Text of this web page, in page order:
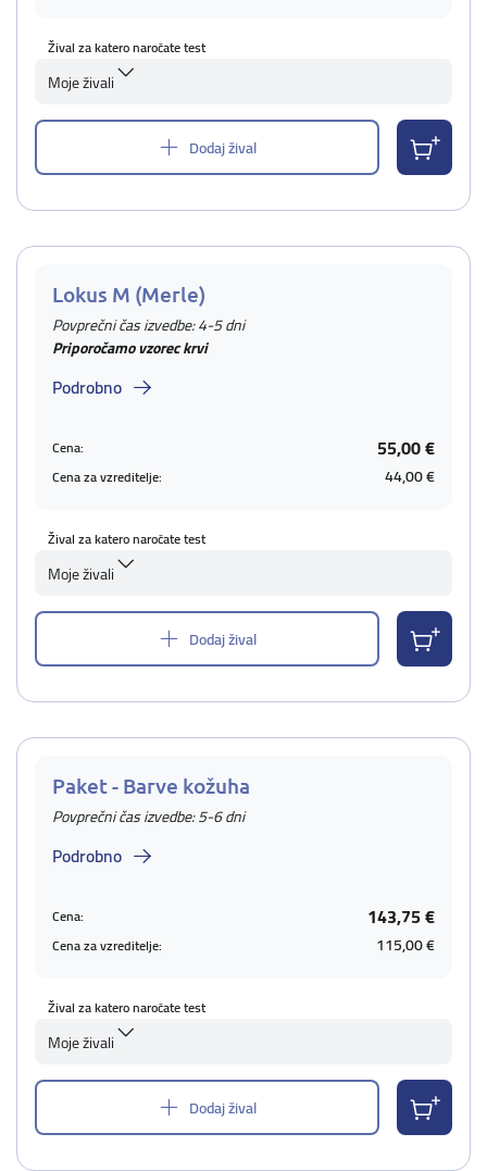
Žival za katero naročate test
Moje živali
Dodaj žival
Lokus M (Merle)
Povprečni čas izvedbe: 4-5 dni
Priporočamo vzorec krvi
Podrobno
Cena: 55,00 €
Cena za vzreditelje: 44,00 €
Žival za katero naročate test
Moje živali
Dodaj žival
Paket - Barve kožuha
Povprečni čas izvedbe: 5-6 dni
Podrobno
Cena: 143,75 €
Cena za vzreditelje: 115,00 €
Žival za katero naročate test
Moje živali
Dodaj žival